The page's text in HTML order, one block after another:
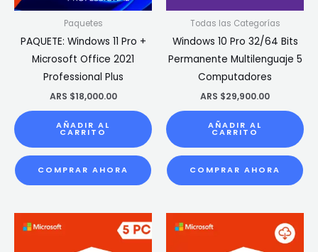
Paquetes
PAQUETE: Windows 11 Pro +
Microsoft Office 2021
Professional Plus
ARS $18,000.00
AÑADIR AL
CARRITO
COMPRAR AHORA
Todas las Categorías
Windows 10 Pro 32/64 Bits
Permanente Multilenguaje 5
Computadores
ARS $29,900.00
AÑADIR AL
CARRITO
COMPRAR AHORA